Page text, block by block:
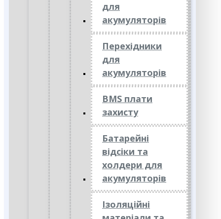
для
акумуляторів
Перехідники
для
акумуляторів
BMS плати
захисту
Батарейні
відсіки та
холдери для
акумуляторів
Ізоляційні